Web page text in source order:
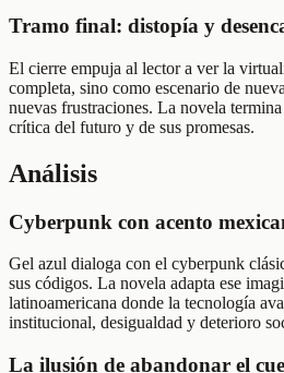
Tramo final: distopía y
El cierre empuja al lector a ver la
completa, sino como escenario de
nuevas frustraciones. La novela
crítica del futuro y de sus promesas.
Análisis
Cyberpunk con acento
Gel azul dialoga con el cyberpunk
sus códigos. La novela adapta ese
latinoamericana donde la tecnología
institucional, desigualdad y deterioro
La ilusión de abandonar el